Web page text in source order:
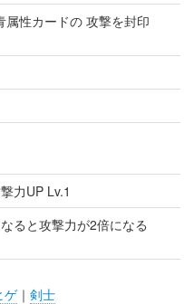
属性カードの 攻撃を封印
力UP Lv.1
ると攻撃力が2倍になる
ゲ｜ 剣士